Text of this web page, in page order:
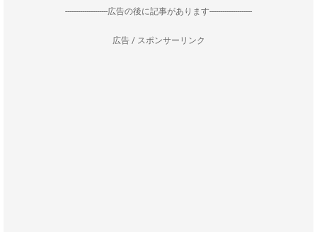
--------------------広告の後に記事があります--------------------
広告 / スポンサーリンク